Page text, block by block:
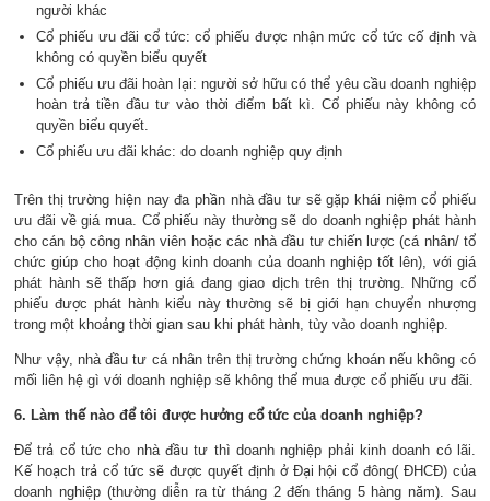
người khác
Cổ phiếu ưu đãi cổ tức: cổ phiếu được nhận mức cổ tức cố định và
không có quyền biểu quyết
Cổ phiếu ưu đãi hoàn lại: người sở hữu có thể yêu cầu doanh nghiệp
hoàn trả tiền đầu tư vào thời điểm bất kì. Cổ phiếu này không có
quyền biểu quyết.
Cổ phiếu ưu đãi khác: do doanh nghiệp quy định
Trên thị trường hiện nay đa phần nhà đầu tư sẽ gặp khái niệm cổ phiếu
ưu đãi về giá mua. Cổ phiếu này thường sẽ do doanh nghiệp phát hành
cho cán bộ công nhân viên hoặc các nhà đầu tư chiến lược (cá nhân/ tổ
chức giúp cho hoạt động kinh doanh của doanh nghiệp tốt lên), với giá
phát hành sẽ thấp hơn giá đang giao dịch trên thị trường. Những cổ
phiếu được phát hành kiểu này thường sẽ bị giới hạn chuyển nhượng
trong một khoảng thời gian sau khi phát hành, tùy vào doanh nghiệp.
Như vậy, nhà đầu tư cá nhân trên thị trường chứng khoán nếu không có
mối liên hệ gì với doanh nghiệp sẽ không thể mua được cổ phiếu ưu đãi.
6. Làm thế nào để tôi được hưởng cổ tức của doanh nghiệp?
Để trả cổ tức cho nhà đầu tư thì doanh nghiệp phải kinh doanh có lãi.
Kế hoạch trả cổ tức sẽ được quyết định ở Đại hội cổ đông( ĐHCĐ) của
doanh nghiệp (thường diễn ra từ tháng 2 đến tháng 5 hàng năm). Sau